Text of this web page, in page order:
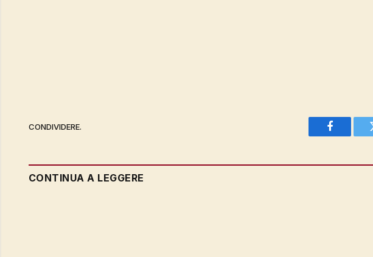
CONDIVIDERE.
Facebook
CONTINUA A LEGGERE